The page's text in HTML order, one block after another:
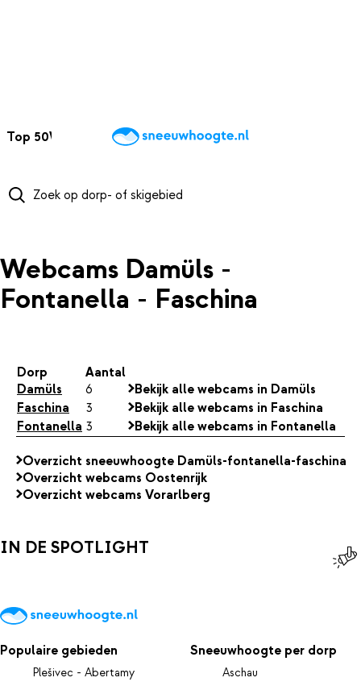
Top 50Webcams WintersportweerKaarten
Webcams Damüls -
Fontanella - Faschina
Dorp
Aantal
Damüls
6
Bekijk alle webcams in Damüls
Faschina
3
Bekijk alle webcams in Faschina
Fontanella 3 Bekijk alle webcams in Fontanella
Overzicht sneeuwhoogte Damüls-fontanella-faschina
Overzicht webcams Oostenrijk
Overzicht webcams Vorarlberg
IN DE SPOTLIGHT
Populaire gebieden
Plešivec - Abertamy
Sneeuwhoogte per dorp
Aschau